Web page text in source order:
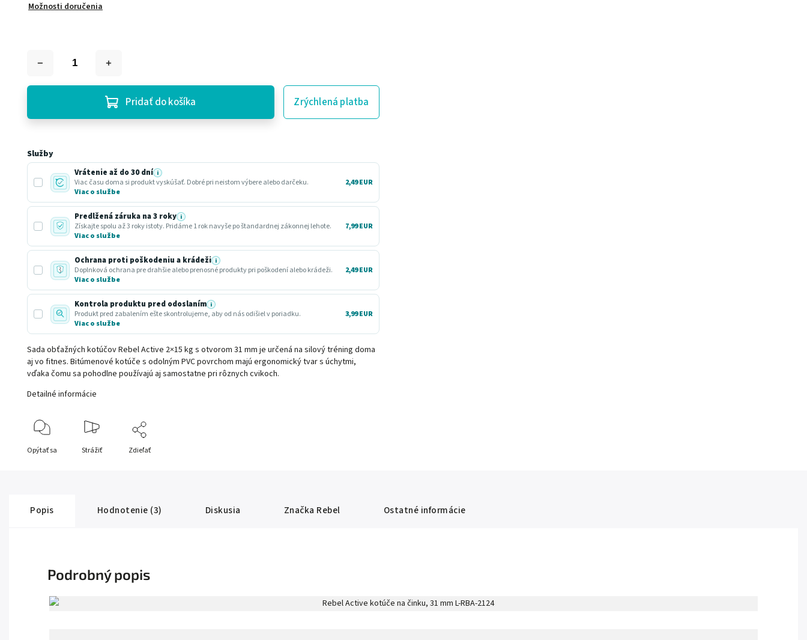
Možnosti doručenia
Pridať do košíka Zrýchlená platba
Služby
Vrátenie až do 30 dní i
Viac času doma si produkt vyskúšať. Dobré pri neistom výbere alebo darčeku.
Viac o službe
2,49 EUR
Predĺžená záruka na 3 roky i
Získajte spolu až 3 roky istoty. Pridáme 1 rok navyše po štandardnej zákonnej lehote.
Viac o službe
7,99 EUR
Ochrana proti poškodeniu a krádeži i
Doplnková ochrana pre drahšie alebo prenosné produkty pri poškodení alebo krádeži.
Viac o službe
2,49 EUR
Kontrola produktu pred odoslaním i
Produkt pred zabalením ešte skontrolujeme, aby od nás odišiel v poriadku.
Viac o službe
3,99 EUR
Sada obťažných kotúčov Rebel Active 2×15 kg s otvorom 31 mm je určená na silový tréning doma
aj vo fitnes. Bitúmenové kotúče s odolným PVC povrchom majú ergonomický tvar s úchytmi,
vďaka čomu sa pohodlne používajú aj samostatne pri rôznych cvikoch.
Detailné informácie
Opýtať sa Strážiť Zdieľať
Popis Hodnotenie (3) Diskusia Značka Rebel Ostatné informácie
Podrobný popis